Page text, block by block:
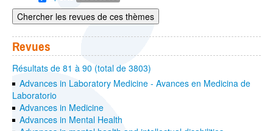
Chercher les revues de ces thèmes
Revues
Résultats de 81 à 90 (total de 3803)
Advances in Laboratory Medicine - Avances en Medicina de
Laboratorio
Advances in Medicine
Advances in Mental Health